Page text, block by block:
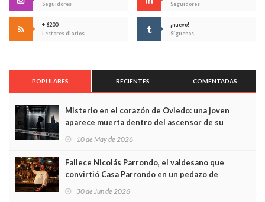
Seguidores
Seguidores
+ 6200
Lectores diarios
¡nuevo!
Síguenos
POPULARES RECIENTES COMENTADAS
Misterio en el corazón de Oviedo: una joven
aparece muerta dentro del ascensor de su
edificio y las cámaras captan sus últimos minutos
10 de May de 2026
Fallece Nicolás Parrondo, el valdesano que
convirtió Casa Parrondo en un pedazo de
Asturias en Madrid
30 de Jun de 2026